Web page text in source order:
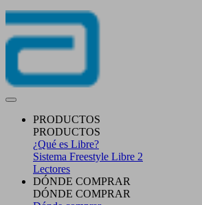
PRODUCTOS
PRODUCTOS
¿Qué es Libre?
Sistema Freestyle Libre 2
Lectores
DÓNDE COMPRAR
DÓNDE COMPRAR